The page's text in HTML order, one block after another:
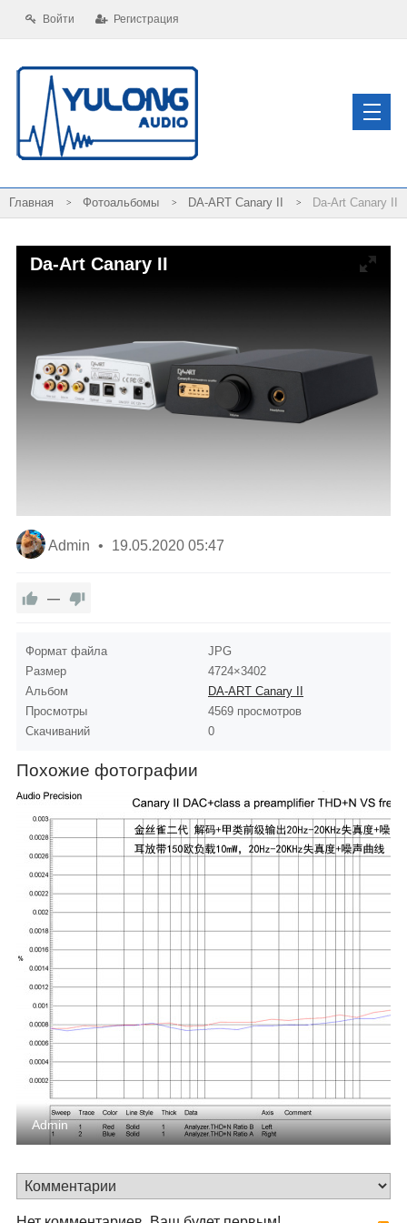
Войти Регистрация
Фотоальбомы DA-ART Canary II Da-Art Canary II
Da-Art Canary II
Admin 19.05.2020 05:47
—
Формат файла
JPG
Размер
4724×3402
Альбом
DA-ART Canary II
Просмотры
4569 просмотров
Скачиваний
0
Похожие фотографии
Admin